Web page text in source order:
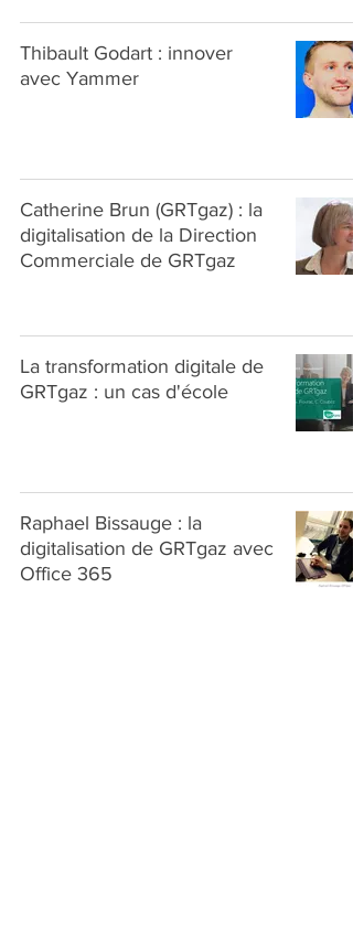
Thibault Godart : innover
avec Yammer
Catherine Brun (GRTgaz) : la
digitalisation de la Direction
Commerciale de GRTgaz
La transformation digitale de
GRTgaz : un cas d'école
Raphael Bissauge : la
digitalisation de GRTgaz avec
Office 365